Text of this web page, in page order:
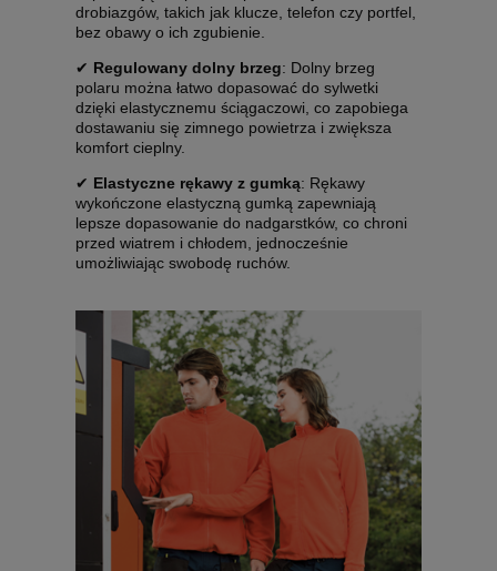
drobiazgów, takich jak klucze, telefon czy portfel,
bez obawy o ich zgubienie.
✔ Regulowany dolny brzeg: Dolny brzeg
polaru można łatwo dopasować do sylwetki
dzięki elastycznemu ściągaczowi, co zapobiega
dostawaniu się zimnego powietrza i zwiększa
komfort cieplny.
✔ Elastyczne rękawy z gumką: Rękawy
wykończone elastyczną gumką zapewniają
lepsze dopasowanie do nadgarstków, co chroni
przed wiatrem i chłodem, jednocześnie
umożliwiając swobodę ruchów.